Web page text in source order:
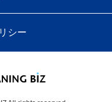
シー